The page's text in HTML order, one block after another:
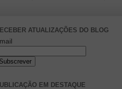
ATUALIZAÇÕES DO BLOG
EM DESTAQUE